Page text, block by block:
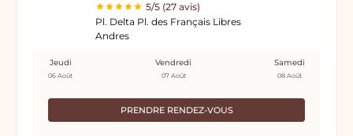
5/5 (27 avis)
Pl. Delta Pl. des Français Libres
Andres
PRENDRE RENDEZ-VOUS
Jeudi
06 Août
Vendredi
07 Août
Samedi
08 Août